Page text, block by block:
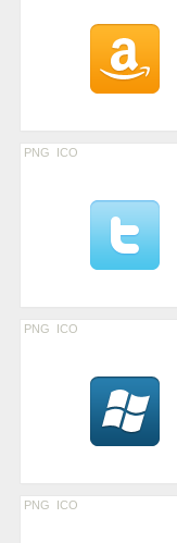
PNG ICO
PNG ICO
PNG ICO